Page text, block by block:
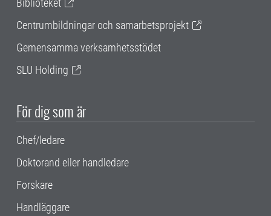
Biblioteket
Centrumbildningar och samarbetsprojekt
Gemensamma verksamhetsstödet
SLU Holding
För dig som är
Chef/ledare
Doktorand eller handledare
Forskare
Handläggare